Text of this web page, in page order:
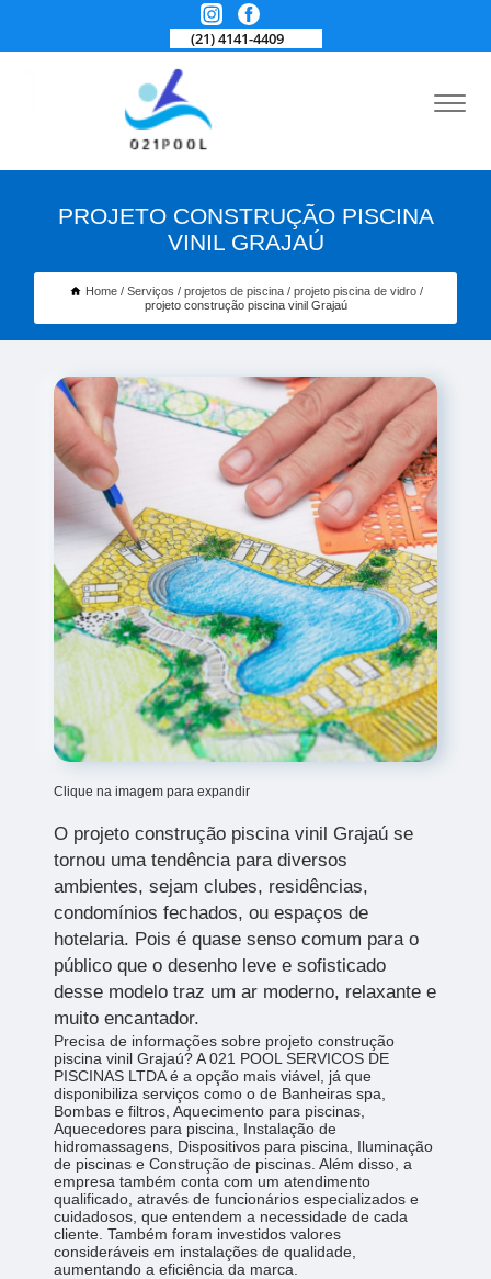
(21) 4141-4409
PROJETO CONSTRUÇÃO PISCINA
VINIL GRAJAÚ
Home Serviços projetos de piscina
projeto piscina de vidro
projeto construção piscina vinil Grajaú
Clique na imagem para expandir
O projeto construção piscina vinil Grajaú se
tornou uma tendência para diversos
ambientes, sejam clubes, residências,
condomínios fechados, ou espaços de
hotelaria. Pois é quase senso comum para o
público que o desenho leve e sofisticado
desse modelo traz um ar moderno, relaxante e
muito encantador.
Precisa de informações sobre projeto construção
piscina vinil Grajaú? A 021 POOL SERVICOS DE
PISCINAS LTDA é a opção mais viável, já que
disponibiliza serviços como o de Banheiras spa,
Bombas e filtros, Aquecimento para piscinas,
Aquecedores para piscina, Instalação de
hidromassagens, Dispositivos para piscina, Iluminação
de piscinas e Construção de piscinas. Além disso, a
empresa também conta com um atendimento
qualificado, através de funcionários especializados e
cuidadosos, que entendem a necessidade de cada
cliente. Também foram investidos valores
consideráveis em instalações de qualidade,
aumentando a eficiência da marca.